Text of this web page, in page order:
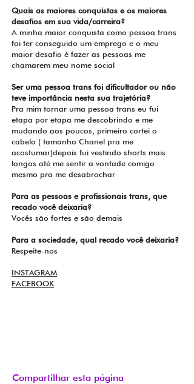
Quais as maiores conquistas e os maiores
desafios em sua vida/carreira?
A minha maior conquista como pessoa trans
foi ter conseguido um emprego e o meu
maior desafio é fazer as pessoas me
chamarem meu nome social
Ser uma pessoa trans foi dificultador ou não
teve importância nesta sua trajetória?
Pra mim tornar uma pessoa trans eu fui
etapa por etapa me descobrindo e me
mudando aos poucos, primeiro cortei o
cabelo ( tamanho Chanel pra me
acostumar)depois fui vestindo shorts mais
longos até me sentir a vontade comigo
mesmo pra me desabrochar
Para as pessoas e profissionais trans, que
recado você deixaria?
Vocês são fortes e são demais
Para a sociedade, qual recado você deixaria?
Respeite-nos
INSTAGRAM
FACEBOOK
Compartilhar esta página